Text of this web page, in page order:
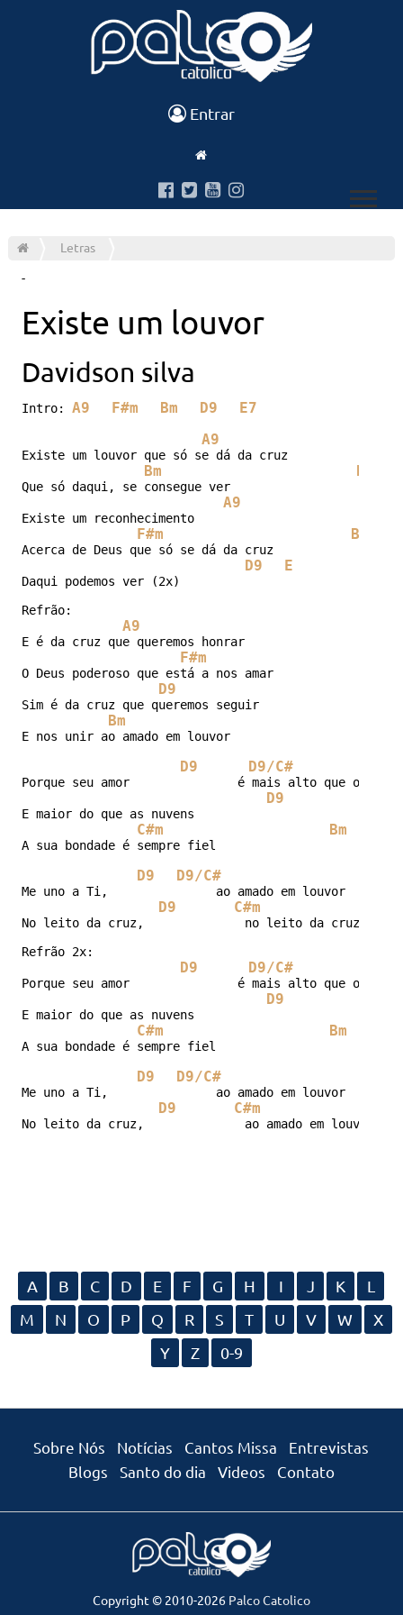
Entrar
Letras
-
Existe um louvor
Davidson silva
Intro: A9 F#m Bm D9
E7
A9
Existe um louvor que só se dá da cruz
Bm D9
Que só daqui, se consegue ver
A9
Existe um reconhecimento
F#m Bm
Acerca de Deus que só se dá da cruz
D9 E
Daqui podemos ver (2x)
Refrão:
A9
E é da cruz que queremos honrar
F#m
O Deus poderoso que está a nos amar
D9
Sim é da cruz que queremos seguir
Bm
E nos unir ao amado em louvor
D9 D9/C#
Porque seu amor               é mais alto que o céu
D9
E maior do que as nuvens
C#m Bm
A sua bondade é sempre fiel
D9 D9/C#
Me uno a Ti,               ao amado em louvor
D9 C#m
No leito da cruz,              no leito da cruz.
Refrão 2x:
D9 D9/C#
Porque seu amor               é mais alto que o céu
D9
E maior do que as nuvens
C#m Bm
A sua bondade é sempre fiel
D9 D9/C#
Me uno a Ti,               ao amado em louvor
D9 C#m
No leito da cruz,              ao amado em louvor.
A B C D E F G H I J K
L
M
N O P Q R S T U V W
X
Y
Z 0-9
Sobre Nós Notícias Cantos Missa
Entrevistas
Blogs
Santo do dia Videos Contato
Copyright © 2010-2026 Palco Catolico